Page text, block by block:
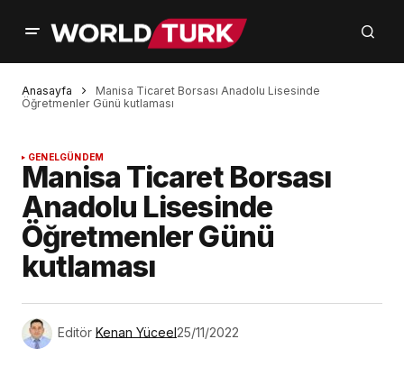
Anasayfa
Manisa Ticaret Borsası Anadolu Lisesinde
Öğretmenler Günü kutlaması
GENELGÜNDEM
Manisa Ticaret Borsası
Anadolu Lisesinde
Öğretmenler Günü
kutlaması
Editör Kenan Yüceel25/11/2022